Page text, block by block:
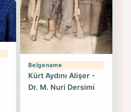
Belgename
Kürt Aydını Alişer -
Dr. M. Nuri Dersimi